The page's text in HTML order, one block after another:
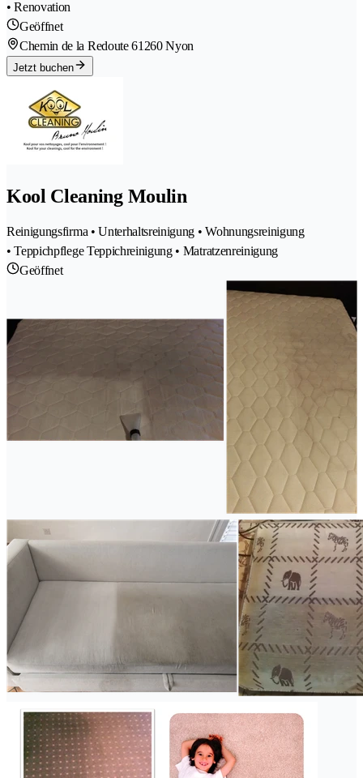
• Renovation
Geöffnet
Chemin de la Redoute 61260 Nyon
Jetzt buchen
Kool Cleaning Moulin
Reinigungsfirma • Unterhaltsreinigung • Wohnungsreinigung
• Teppichpflege Teppichreinigung • Matratzenreinigung
Geöffnet